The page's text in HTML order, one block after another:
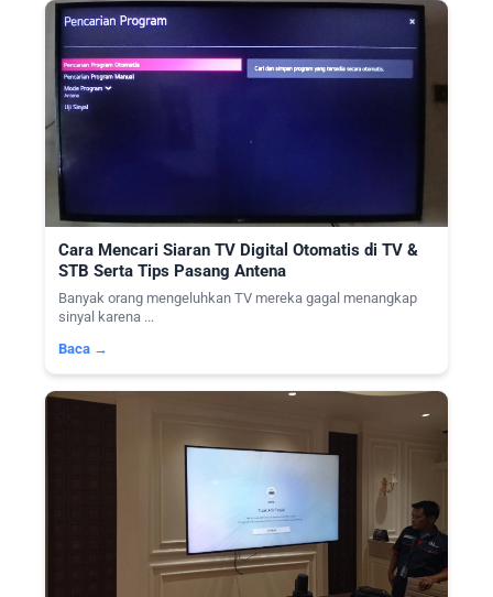
Cara Mencari Siaran TV Digital Otomatis di TV &
STB Serta Tips Pasang Antena
Banyak orang mengeluhkan TV mereka gagal menangkap
sinyal karena ...
Baca →